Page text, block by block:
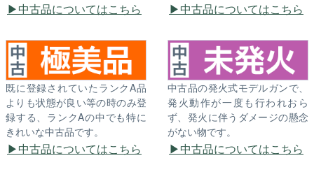
中古品についてはこちら 中古品についてはこちら
既に登録されていたランクA品
よりも状態が良い等の時のみ登
録する、ランクAの中でも特に
きれいな中古品です。
中古品についてはこちら
中古品の発火式モデルガンで、
発火動作が一度も行われおら
ず、発火に伴うダメージの懸念
がない物です。
中古品についてはこちら